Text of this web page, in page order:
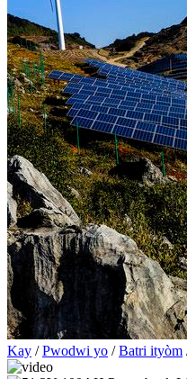
Kay /Pwodwi yo /Batri ityòm